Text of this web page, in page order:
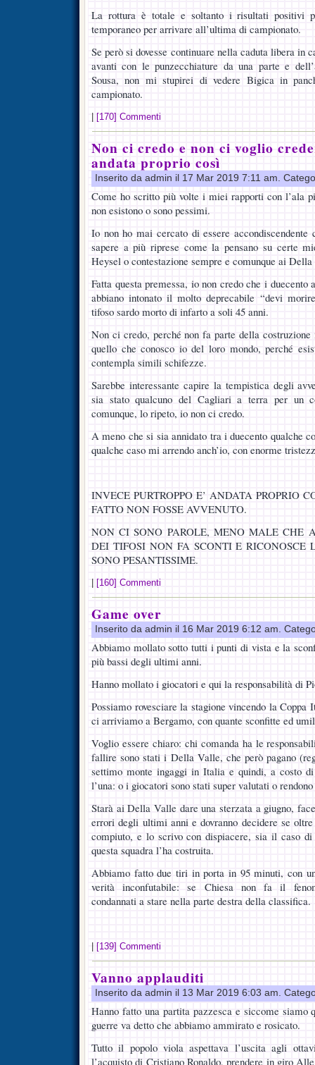
La rottura è totale e soltanto i risultati positivi
temporaneo per arrivare all’ultima di campionato.
Se però si dovesse continuare nella caduta libera in
avanti con le punzecchiature da una parte e
Sousa, non mi stupirei di vedere Bigica in
campionato.
[170] Commenti
Non ci credo e non ci voglio
andata proprio così
Inserito da admin il 17 Mar 2019 7:11 am.
Come ho scritto più volte i miei rapporti con l’ala
non esistono o sono pessimi.
Io non ho mai cercato di essere
sapere a più riprese come la pensano su certe
Heysel o contestazione sempre e comunque ai
Fatta questa premessa, io non credo che i
abbiano intonato il molto deprecabile “devi
tifoso sardo morto di infarto a soli 45 anni.
Non ci credo, perché non fa parte della
quello che conosco io del loro mondo, perché
contempla simili schifezze.
Sarebbe interessante capire la tempistica degli
sia stato qualcuno del Cagliari a terra per un
comunque, lo ripeto, io non ci credo.
A meno che si sia annidato tra i duecento qualche
qualche caso mi arrendo anch’io, con enorme
INVECE PURTROPPO E’ ANDATA PROPRIO
FATTO NON FOSSE AVVENUTO.
NON CI SONO PAROLE, MENO MALE CHE
DEI TIFOSI NON FA SCONTI E RICONOSCE
SONO PESANTISSIME.
[160] Commenti
Game over
Inserito da admin il 16 Mar 2019 6:12 am.
Abbiamo mollato sotto tutti i punti di vista e la
più bassi degli ultimi anni.
Hanno mollato i giocatori e qui la responsabilità di
Possiamo rovesciare la stagione vincendo la Coppa
ci arriviamo a Bergamo, con quante sconfitte ed
Voglio essere chiaro: chi comanda ha le
fallire sono stati i Della Valle, che però pagano
settimo monte ingaggi in Italia e quindi, a costo
l’una: o i giocatori sono stati super valutati o
Starà ai Della Valle dare una sterzata a giugno,
errori degli ultimi anni e dovranno decidere se
compiuto, e lo scrivo con dispiacere, sia il caso
questa squadra l’ha costruita.
Abbiamo fatto due tiri in porta in 95 minuti, con
verità inconfutabile: se Chiesa non fa il
condannati a stare nella parte destra della classifica.
[139] Commenti
Vanno applauditi
Inserito da admin il 13 Mar 2019 6:03 am.
Hanno fatto una partita pazzesca e siccome
guerre va detto che abbiamo ammirato e rosicato.
Tutto il popolo viola aspettava l’uscita agli
l’acquisto di Cristiano Ronaldo, prendere in giro